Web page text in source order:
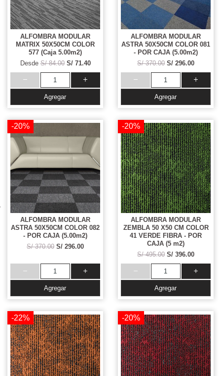
ALFOMBRA MODULAR
MATRIX 50X50CM COLOR
577 (Caja 5.00m2)
DesdeS/ 84.00 S/ 71.40
Agregar
ALFOMBRA MODULAR
ASTRA 50X50CM COLOR 081
- POR CAJA (5.00m2)
S/ 370.00 S/ 296.00
Agregar
-20%
ALFOMBRA MODULAR
ASTRA 50X50CM COLOR 082
- POR CAJA (5.00m2)
S/ 370.00 S/ 296.00
Agregar
-20%
ALFOMBRA MODULAR
ZEMBLA 50 X50 CM COLOR
41 VERDE FIBRA - POR
CAJA (5 m2)
S/ 495.00 S/ 396.00
Agregar
-22% -20%